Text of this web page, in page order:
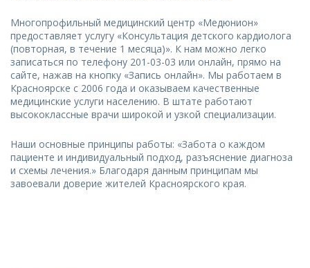
Многопрофильный медицинский центр «Медюнион»
предоставляет услугу «Консультация детского кардиолога
(повторная, в течение 1 месяца)». К нам можно легко
записаться по телефону 201-03-03 или онлайн, прямо на
сайте, нажав на кнопку «Запись онлайн». Мы работаем в
Красноярске с 2006 года и оказываем качественные
медицинские услуги населению. В штате работают
высококлассные врачи широкой и узкой специализации.
Наши основные принципы работы: «Забота о каждом
пациенте и индивидуальный подход, разъяснение диагноза
и схемы лечения.» Благодаря данным принципам мы
завоевали доверие жителей Красноярского края.